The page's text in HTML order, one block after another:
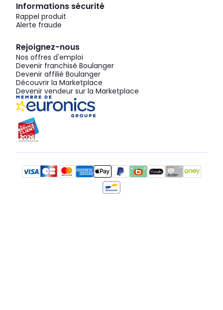
Informations sécurité
Rappel produit
Alerte fraude
Rejoignez-nous
Nos offres d'emploi
Devenir franchisé Boulanger
Devenir affilié Boulanger
Découvrir la Marketplace
Devenir vendeur sur la Marketplace